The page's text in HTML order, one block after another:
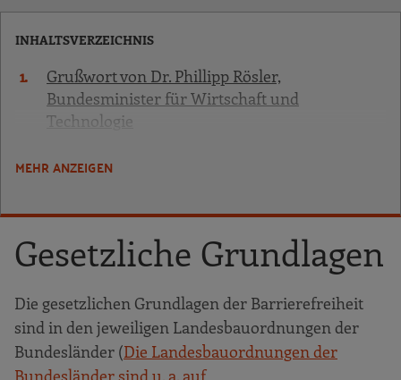
INHALTSVERZEICHNIS
Grußwort von Dr. Phillipp Rösler,
Bundesminister für Wirtschaft und
Technologie
Bauen und Wohnen im Alter
Gesetzliche Grundlagen
Finanzierung und Wirtschaftlichkeit
Maßnahmen zur Wohnraumanpassung im
Neubau und im Bestand
Besondere Wohnformen für ältere
MEHR ANZEIGEN
Gesetzliche Grundlagen
Die gesetzlichen Grundlagen der Barrierefreiheit
sind in den jeweiligen Landesbauordnungen der
Bundesländer (Die Landesbauordnungen der
Bundesländer sind u. a. auf